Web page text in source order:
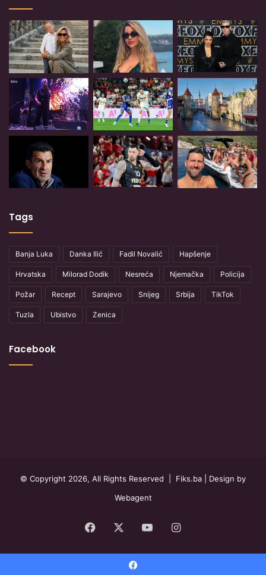
Tags
Banja Luka Danka Ilić Fadil Novalić Hapšenje
Hrvatska Milorad Dodik Nesreća Njemačka Policija
Požar Recept Sarajevo Snijeg Srbija TikTok
Tuzla Ubistvo Zenica
Facebook
© Copyright 2026, All Rights Reserved | Fiks.ba | Design by
Webagent
Facebook YouTubeInstagram